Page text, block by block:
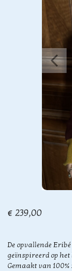
€ 239,00
De opvallende
geïnspireerd op
Gemaakt van